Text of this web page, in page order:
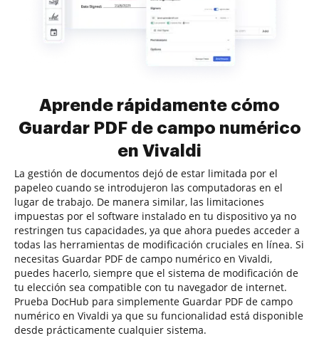
Aprende rápidamente cómo
Guardar PDF de campo numérico
en Vivaldi
La gestión de documentos dejó de estar limitada por el
papeleo cuando se introdujeron las computadoras en el
lugar de trabajo. De manera similar, las limitaciones
impuestas por el software instalado en tu dispositivo ya no
restringen tus capacidades, ya que ahora puedes acceder a
todas las herramientas de modificación cruciales en línea. Si
necesitas Guardar PDF de campo numérico en Vivaldi,
puedes hacerlo, siempre que el sistema de modificación de
tu elección sea compatible con tu navegador de internet.
Prueba DocHub para simplemente Guardar PDF de campo
numérico en Vivaldi ya que su funcionalidad está disponible
desde prácticamente cualquier sistema.